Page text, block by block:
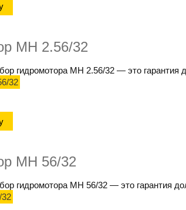
МН 2.56/32
гидромотора МН 2.56/32 — это гарантия
32
МН 56/32
гидромотора МН 56/32 — это гарантия